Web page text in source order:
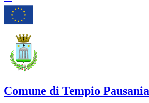
Comune di Tempio Pausania